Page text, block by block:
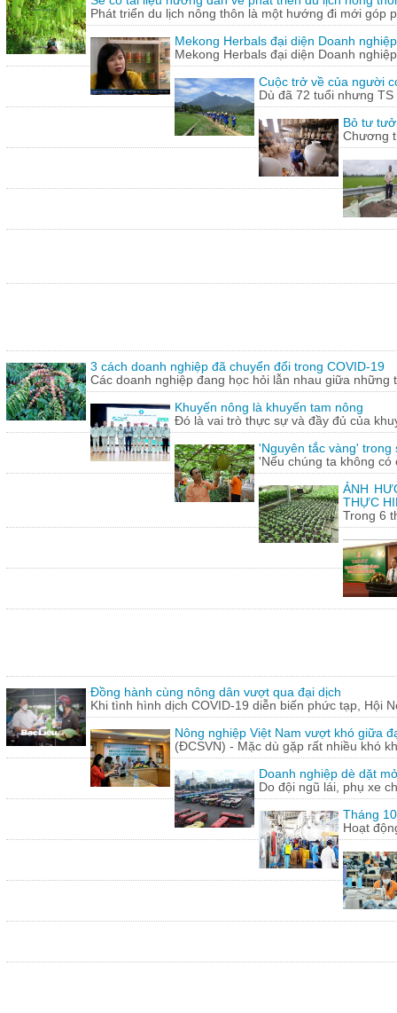
Phát triển du lịch nông thôn là một hướng đi mới góp
Mekong Herbals đại diện Doanh
Mekong Herbals đại diện Doanh
Cuộc trở về của người
Dù đã 72 tuổi nhưng
Bỏ tư
Chương
3 cách doanh nghiệp đã chuyển đổi trong COVID-19
Các doanh nghiệp đang học hỏi lẫn nhau giữa những
Khuyến nông là khuyến tam nông
Đó là vai trò thực sự và đầy đủ của
'Nguyên tắc vàng' trong
'Nếu chúng ta không
ẢNH
THỰC
Trong 6
Đồng hành cùng nông dân vượt qua đại dịch
Khi tình hình dịch COVID-19 diễn biến phức tạp, Hội
Nông nghiệp Việt Nam vượt khó giữa
(ĐCSVN) - Mặc dù gặp rất nhiều khó
Doanh nghiệp dè dặt
Do đội ngũ lái, phụ xe
Tháng
Hoạt